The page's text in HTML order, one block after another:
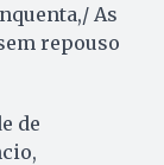
As
repouso
de